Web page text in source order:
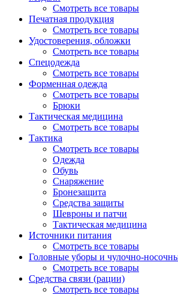
Смотреть все товары
Печатная продукция
Смотреть все товары
Удостоверения, обложки
Смотреть все товары
Спецодежда
Смотреть все товары
Форменная одежда
Смотреть все товары
Брюки
Тактическая медицина
Смотреть все товары
Тактика
Смотреть все товары
Одежда
Обувь
Снаряжение
Бронезащита
Средства защиты
Шевроны и патчи
Тактическая медицина
Источники питания
Смотреть все товары
Головные уборы и чулочно-
Смотреть все товары
Средства связи (рации)
Смотреть все товары